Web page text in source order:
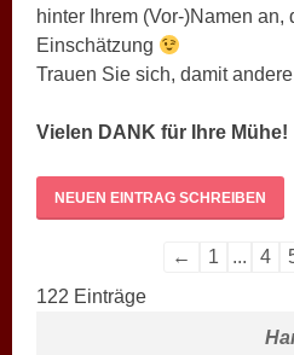
hinter Ihrem (Vor-)Namen
Einschätzung
Trauen Sie sich, damit
Vielen DANK für Ihre Mühe!
Navigation
← 1 ... 4
122 Einträge